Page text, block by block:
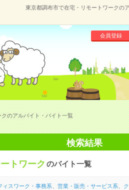
東京都調布市で在宅・リモートワークの
会員登録
のアルバイト・バイト一覧
検索結果
トワーク のバイト一覧
ィスワーク・事務系 営業・販売・サービス系